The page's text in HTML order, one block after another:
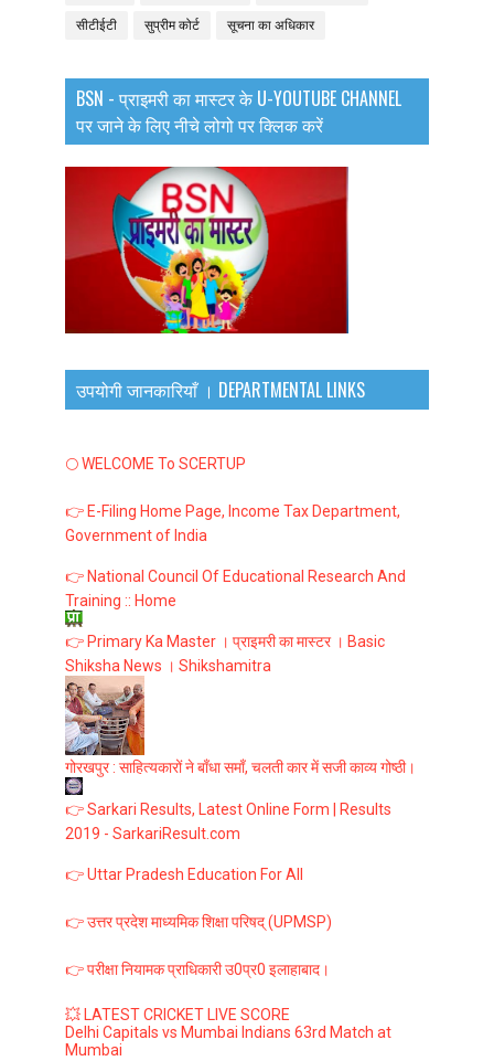
सीटीईटी सुप्रीम कोर्ट सूचना का अधिकार
BSN - प्राइमरी का मास्टर के U-YOUTUBE CHANNEL
पर जाने के लिए नीचे लोगो पर क्लिक करें
उपयोगी जानकारियाँ । DEPARTMENTAL LINKS
🌕 WELCOME To SCERTUP
👉 E-Filing Home Page, Income Tax Department,
Government of India
👉 National Council Of Educational Research And
Training :: Home
👉 Primary Ka Master । प्राइमरी का मास्टर । Basic
Shiksha News । Shikshamitra
गोरखपुर : साहित्यकारों ने बाँधा समाँ, चलती कार में सजी काव्य गोष्ठी।
👉 Sarkari Results, Latest Online Form | Results
2019 - SarkariResult.com
👉 Uttar Pradesh Education For All
👉 उत्तर प्रदेश माध्यमिक शिक्षा परिषद् (UPMSP)
👉 परीक्षा नियामक प्राधिकारी उ0प्र0 इलाहाबाद।
💥 LATEST CRICKET LIVE SCORE
Delhi Capitals vs Mumbai Indians 63rd Match at
Mumbai